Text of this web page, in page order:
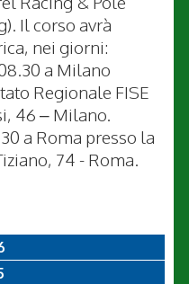
Il corso avrà
nei giorni:
a Milano
Regionale FISE
46 – Milano.
a Roma presso la
74 - Roma.